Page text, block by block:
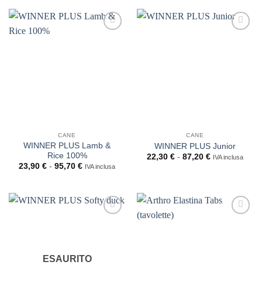
21,50 €
a
66,70 €
CANE
WINNER PLUS Lamb &
Rice 100%
23,90 € - 95,70 €Fascia
23,90 €
a
95,70 €
IVA inclusa
CANE
WINNER PLUS Junior
22,30 € - 87,20 €Fascia
87,20 €
IVA inclusa
ESAURITO